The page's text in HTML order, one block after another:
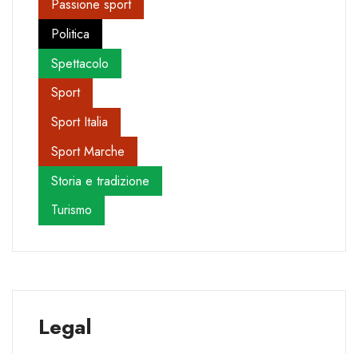
Passione sport
Politica
Spettacolo
Sport
Sport Italia
Sport Marche
Storia e tradizione
Turismo
Legal